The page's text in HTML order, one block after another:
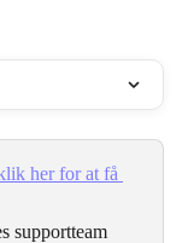
her for at få
supportteam